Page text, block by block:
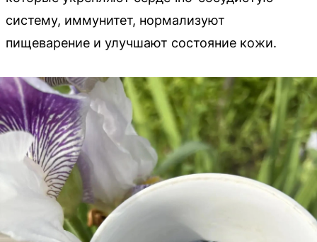
систему, иммунитет, нормализуют
пищеварение и улучшают состояние кожи.